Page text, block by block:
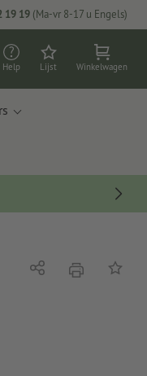
19 19 (Ma-vr 8-17 u Engels)
Help Lijst Winkelwagen
Delen afdrukkenOp de